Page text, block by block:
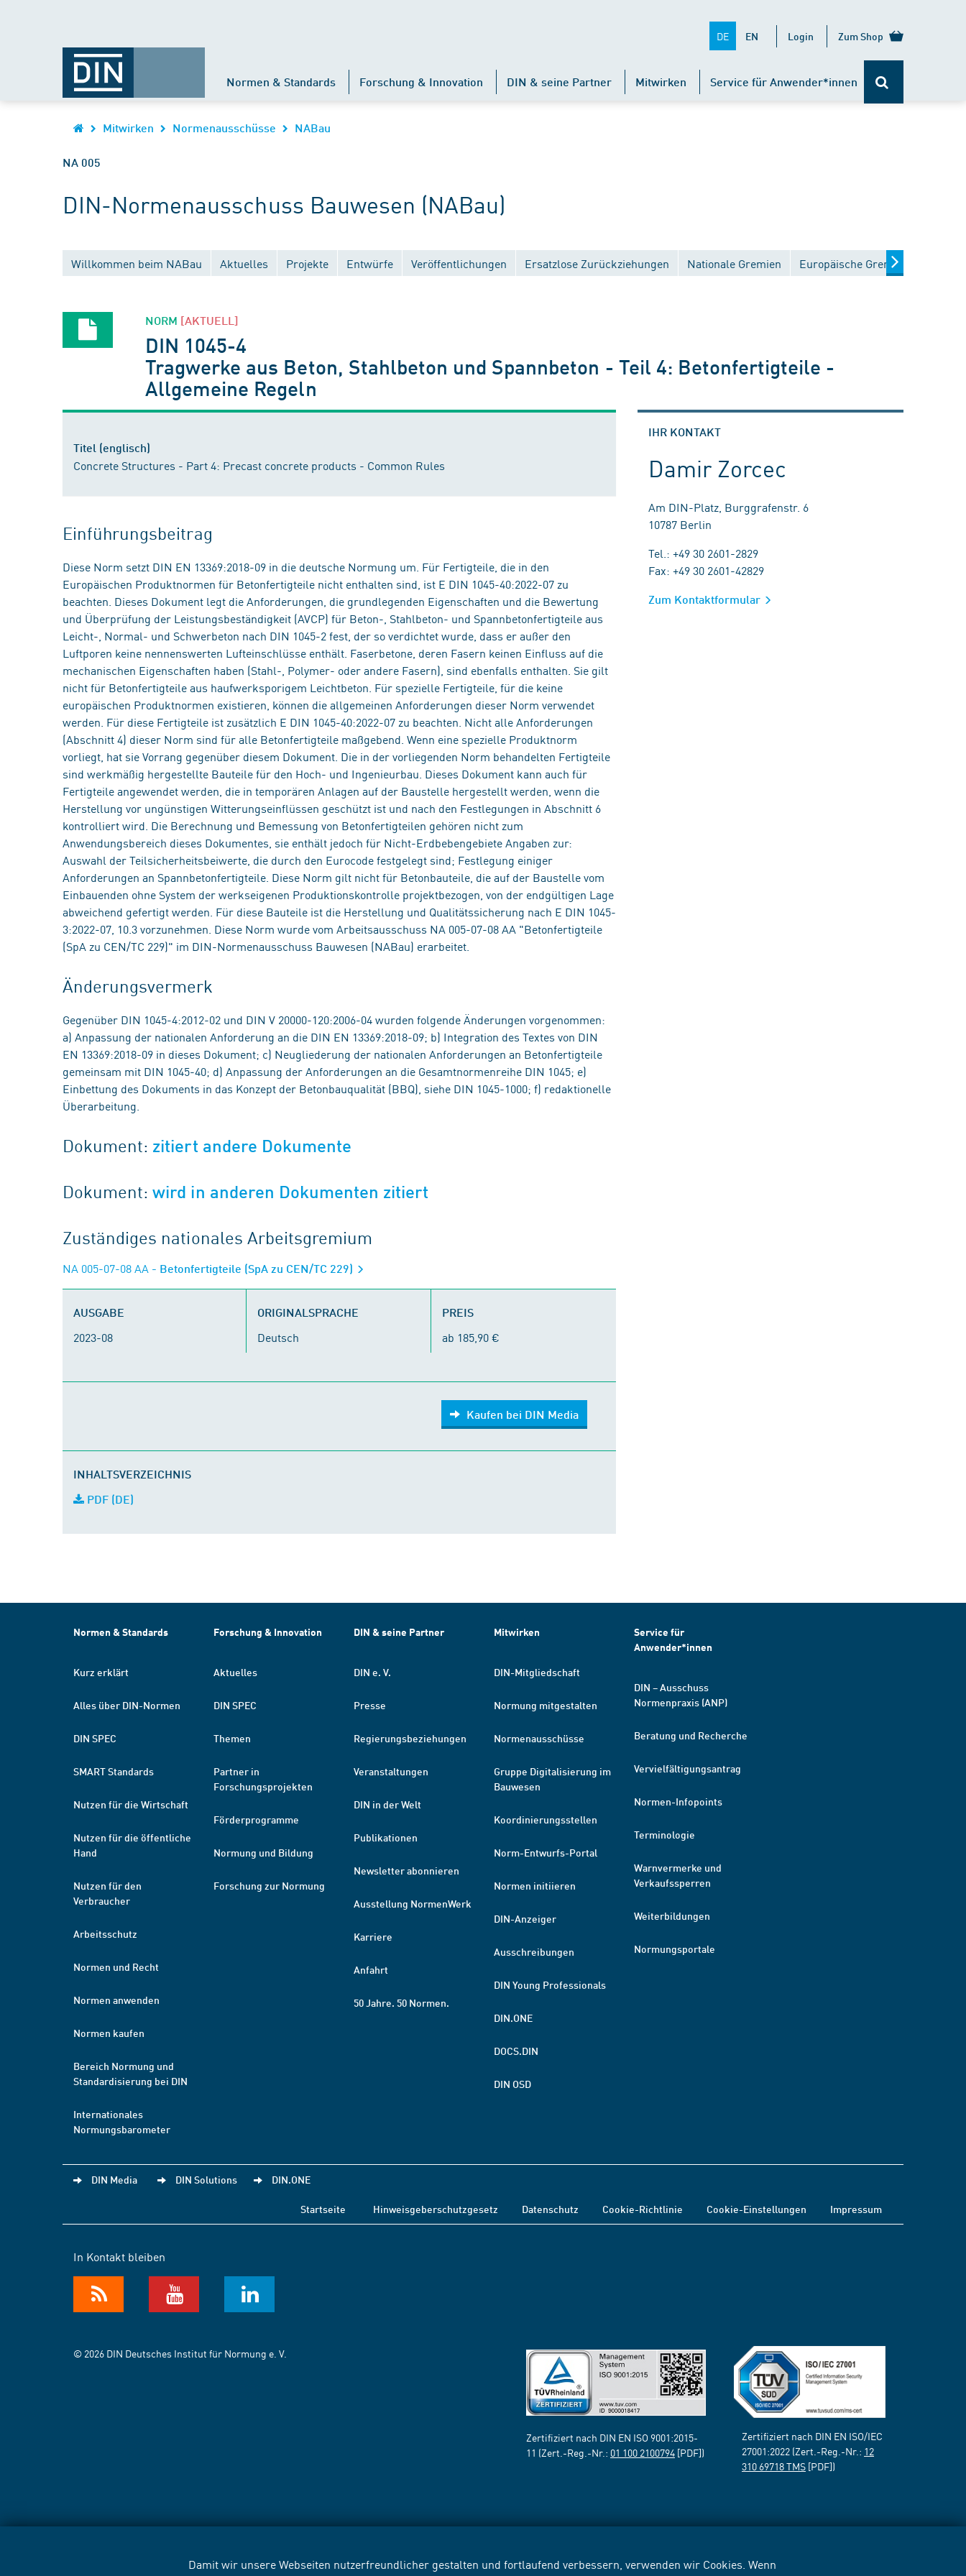
Damit wir unsere Webseiten nutzerfreundlicher gestalten und fortlaufend verbessern, verwenden wir Cookies. Wenn
DE EN Login Zum Shop
Normen & Standards Forschung & Innovation DIN & seine Partner Mitwirken Service für Anwender*innen
Mitwirken Normenausschüsse NABau
NA 005
DIN-Normenausschuss Bauwesen (NABau)
Willkommen beim NABau Aktuelles Projekte Entwürfe Veröffentlichungen Ersatzlose Zurückziehungen Nationale Gremien Europäische Gremien
NORM [AKTUELL]
DIN 1045-4
Tragwerke aus Beton, Stahlbeton und Spannbeton - Teil 4: Betonfertigteile -
Allgemeine Regeln
Titel (englisch)
Concrete Structures - Part 4: Precast concrete products - Common Rules
Einführungsbeitrag
Diese Norm setzt DIN EN 13369:2018-09 in die deutsche Normung um. Für Fertigteile, die in den
Europäischen Produktnormen für Betonfertigteile nicht enthalten sind, ist E DIN 1045-40:2022-07 zu
beachten. Dieses Dokument legt die Anforderungen, die grundlegenden Eigenschaften und die Bewertung
und Überprüfung der Leistungsbeständigkeit (AVCP) für Beton-, Stahlbeton- und Spannbetonfertigteile aus
Leicht-, Normal- und Schwerbeton nach DIN 1045-2 fest, der so verdichtet wurde, dass er außer den
Luftporen keine nennenswerten Lufteinschlüsse enthält. Faserbetone, deren Fasern keinen Einfluss auf die
mechanischen Eigenschaften haben (Stahl-, Polymer- oder andere Fasern), sind ebenfalls enthalten. Sie gilt
nicht für Betonfertigteile aus haufwerksporigem Leichtbeton. Für spezielle Fertigteile, für die keine
europäischen Produktnormen existieren, können die allgemeinen Anforderungen dieser Norm verwendet
werden. Für diese Fertigteile ist zusätzlich E DIN 1045-40:2022-07 zu beachten. Nicht alle Anforderungen
(Abschnitt 4) dieser Norm sind für alle Betonfertigteile maßgebend. Wenn eine spezielle Produktnorm
vorliegt, hat sie Vorrang gegenüber diesem Dokument. Die in der vorliegenden Norm behandelten Fertigteile
sind werkmäßig hergestellte Bauteile für den Hoch- und Ingenieurbau. Dieses Dokument kann auch für
Fertigteile angewendet werden, die in temporären Anlagen auf der Baustelle hergestellt werden, wenn die
Herstellung vor ungünstigen Witterungseinflüssen geschützt ist und nach den Festlegungen in Abschnitt 6
kontrolliert wird. Die Berechnung und Bemessung von Betonfertigteilen gehören nicht zum
Anwendungsbereich dieses Dokumentes, sie enthält jedoch für Nicht-Erdbebengebiete Angaben zur:
Auswahl der Teilsicherheitsbeiwerte, die durch den Eurocode festgelegt sind; Festlegung einiger
Anforderungen an Spannbetonfertigteile. Diese Norm gilt nicht für Betonbauteile, die auf der Baustelle vom
Einbauenden ohne System der werkseigenen Produktionskontrolle projektbezogen, von der endgültigen Lage
abweichend gefertigt werden. Für diese Bauteile ist die Herstellung und Qualitätssicherung nach E DIN 1045-
3:2022-07, 10.3 vorzunehmen. Diese Norm wurde vom Arbeitsausschuss NA 005-07-08 AA "Betonfertigteile
(SpA zu CEN/TC 229)" im DIN-Normenausschuss Bauwesen (NABau) erarbeitet.
Änderungsvermerk
Gegenüber DIN 1045-4:2012-02 und DIN V 20000-120:2006-04 wurden folgende Änderungen vorgenommen:
a) Anpassung der nationalen Anforderung an die DIN EN 13369:2018-09; b) Integration des Textes von DIN
EN 13369:2018-09 in dieses Dokument; c) Neugliederung der nationalen Anforderungen an Betonfertigteile
gemeinsam mit DIN 1045-40; d) Anpassung der Anforderungen an die Gesamtnormenreihe DIN 1045; e)
Einbettung des Dokuments in das Konzept der Betonbauqualität (BBQ), siehe DIN 1045-1000; f) redaktionelle
Überarbeitung.
Dokument: zitiert andere Dokumente
Dokument:wird in anderen Dokumenten zitiert
Zuständiges nationales Arbeitsgremium
NA 005-07-08 AA - Betonfertigteile (SpA zu CEN/TC 229)
AUSGABE
2023-08
ORIGINALSPRACHE
Deutsch
PREIS
ab 185,90 €
Kaufen bei DIN Media
INHALTSVERZEICHNIS
PDF (DE)
IHR KONTAKT
Damir Zorcec
Am DIN-Platz, Burggrafenstr. 6
10787 Berlin
Tel.: +49 30 2601-2829
Fax: +49 30 2601-42829
Zum Kontaktformular
Normen & Standards
Kurz erklärt
Alles über DIN-Normen
DIN SPEC
SMART Standards
Nutzen für die Wirtschaft
Nutzen für die öffentliche
Hand
Nutzen für den
Verbraucher
Arbeitsschutz
Normen und Recht
Normen anwenden
Normen kaufen
Bereich Normung und
Standardisierung bei DIN
Internationales
Normungsbarometer
Forschung & Innovation
Aktuelles
DIN SPEC
Themen
Partner in
Forschungsprojekten
Förderprogramme
Normung und Bildung
Forschung zur Normung
DIN & seine Partner
DIN e. V.
Presse
Regierungsbeziehungen
Veranstaltungen
DIN in der Welt
Publikationen
Newsletter abonnieren
Ausstellung NormenWerk
Karriere
Anfahrt
50 Jahre. 50 Normen.
Mitwirken
DIN-Mitgliedschaft
Normung mitgestalten
Normenausschüsse
Gruppe Digitalisierung im
Bauwesen
Koordinierungsstellen
Norm-Entwurfs-Portal
Normen initiieren
DIN-Anzeiger
Ausschreibungen
DIN Young Professionals
DIN.ONE
DOCS.DIN
DIN OSD
Service für
Anwender*innen
DIN – Ausschuss
Normenpraxis (ANP)
Beratung und Recherche
Vervielfältigungsantrag
Normen-Infopoints
Terminologie
Warnvermerke und
Verkaufssperren
Weiterbildungen
Normungsportale
DIN Media DIN Solutions DIN.ONE
Startseite Hinweisgeberschutzgesetz Datenschutz Cookie-Richtlinie Cookie-Einstellungen Impressum
In Kontakt bleiben
© 2026 DIN Deutsches Institut für Normung e. V.
Zertifiziert nach DIN EN ISO 9001:2015-
11 (Zert.-Reg.-Nr.: 01 100 2100794 [PDF])
Zertifiziert nach DIN EN ISO/IEC
27001:2022 (Zert.-Reg.-Nr.: 12
310 69718 TMS [PDF])